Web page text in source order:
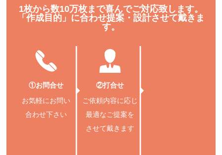
1枚から数10万枚まで喜んでご対応致します。
「作成目的」に合わせ提案・設計させて戴きま
す。
①お問合せ
お気軽にお問い
合わせ下さい
②打合せ
ご依頼内容に応じ
最適なご提案を
させて戴きます